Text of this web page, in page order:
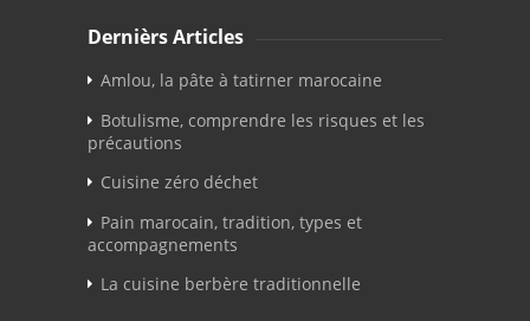
Dernièrs Articles
Amlou, la pâte à tatirner marocaine
Botulisme, comprendre les risques et les
précautions
Cuisine zéro déchet
Pain marocain, tradition, types et
accompagnements
La cuisine berbère traditionnelle